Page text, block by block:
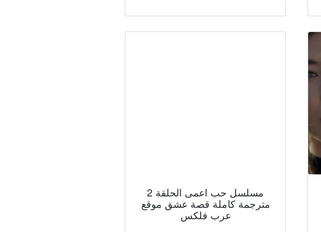
مسلسل حب اعمى الحلقة 2
مترجمة كاملة قصة عشق موقع
عرب فلكس